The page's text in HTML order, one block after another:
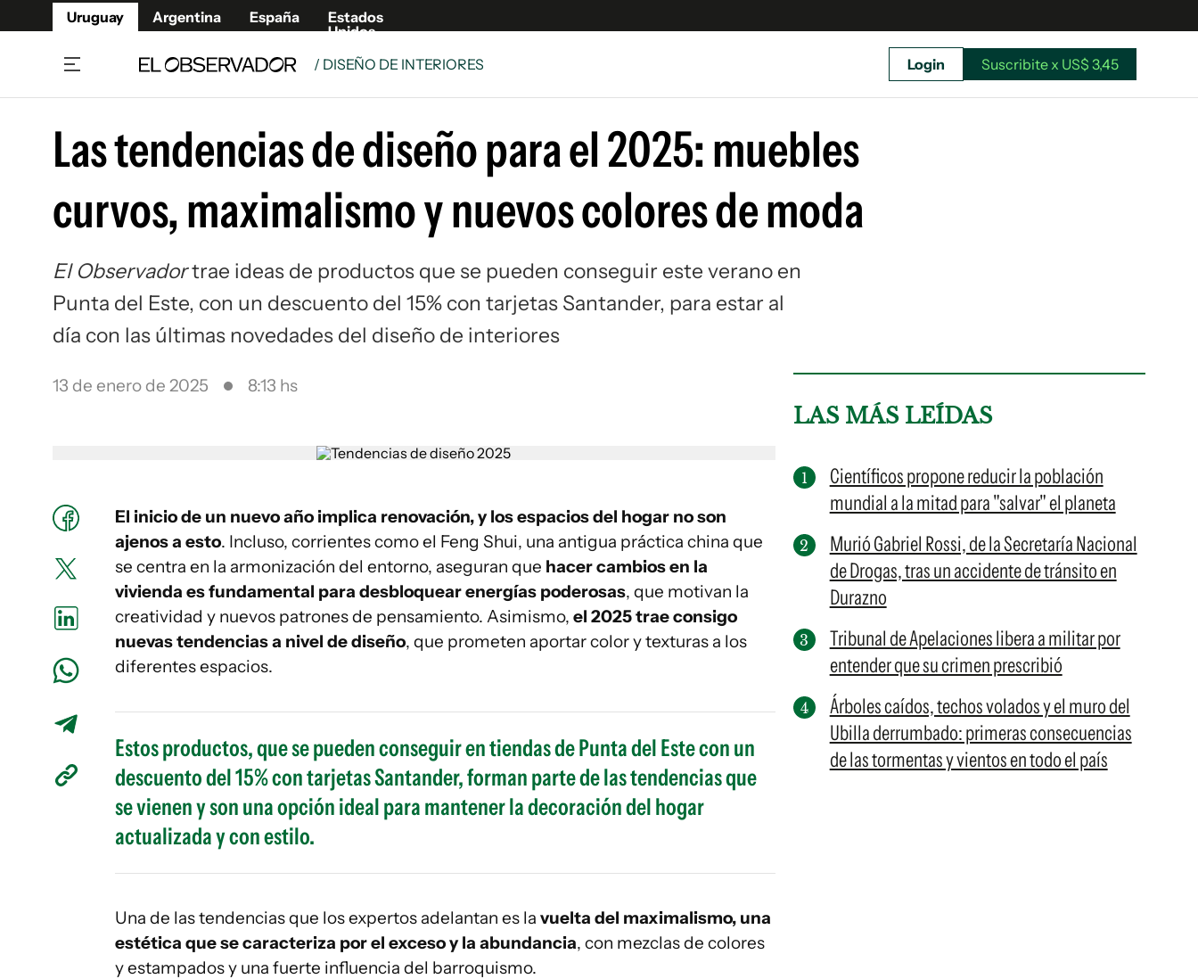
Uruguay Argentina España
Estados
Unidos
Member
Beneficios Member
Nacional
Economía y Empresas
Agro
Brand Studio
Cultura y Espectáculos
Opinión
Fúnebres
Remates y Legales
Ediciones especiales
Newsletters
Argentina
España
Ahora en:
Montevideo
Nubes
Sábado:
Mín
Máx11°
/ DISEÑO DE INTERIORES Login Suscribite x US$ 3,45
Las tendencias de diseño para el 2025: muebles
curvos, maximalismo y nuevos colores de moda
El Observadortrae ideas de productos que se pueden conseguir este verano en
Punta del Este, con un descuento del 15% con tarjetas Santander, para estar al
día con las últimas novedades del diseño de interiores
13 de enero de 2025 8:13 hs
El inicio de un nuevo año implica renovación, y los espacios del hogar no son
ajenos a esto. Incluso, corrientes como el Feng Shui, una antigua práctica china que
se centra en la armonización del entorno, aseguran que hacer cambios en la
vivienda es fundamental para desbloquear energías poderosas, que motivan la
creatividad y nuevos patrones de pensamiento. Asimismo, el 2025 trae consigo
nuevas tendencias a nivel de diseño, que prometen aportar color y texturas a los
diferentes espacios.
Estos productos, que se pueden conseguir en tiendas de Punta del Este con un
descuento del 15% con tarjetas Santander, forman parte de las tendencias que
se vienen y son una opción ideal para mantener la decoración del hogar
actualizada y con estilo.
Una de las tendencias que los expertos adelantan es la vuelta del maximalismo, una
estética que se caracteriza por el exceso y la abundancia, con mezclas de colores
y estampados y una fuerte influencia del barroquismo.
LAS MÁS LEÍDAS
Científicos propone reducir la población
mundial a la mitad para "salvar" el planeta
Murió Gabriel Rossi, de la Secretaría Nacional
de Drogas, tras un accidente de tránsito en
Durazno
Tribunal de Apelaciones libera a militar por
entender que su crimen prescribió
Árboles caídos, techos volados y el muro del
Ubilla derrumbado: primeras consecuencias
de las tormentas y vientos en todo el país